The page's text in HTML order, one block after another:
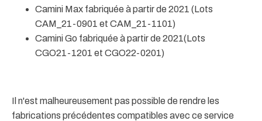
Camini Max fabriquée à partir de 2021 (Lots
CAM_21-0901 et CAM_21-1101)
Camini Go fabriquée à partir de 2021(Lots
CGO21-1201 et CGO22-0201)
Il n'est malheureusement pas possible de rendre les
fabrications précédentes compatibles avec ce service